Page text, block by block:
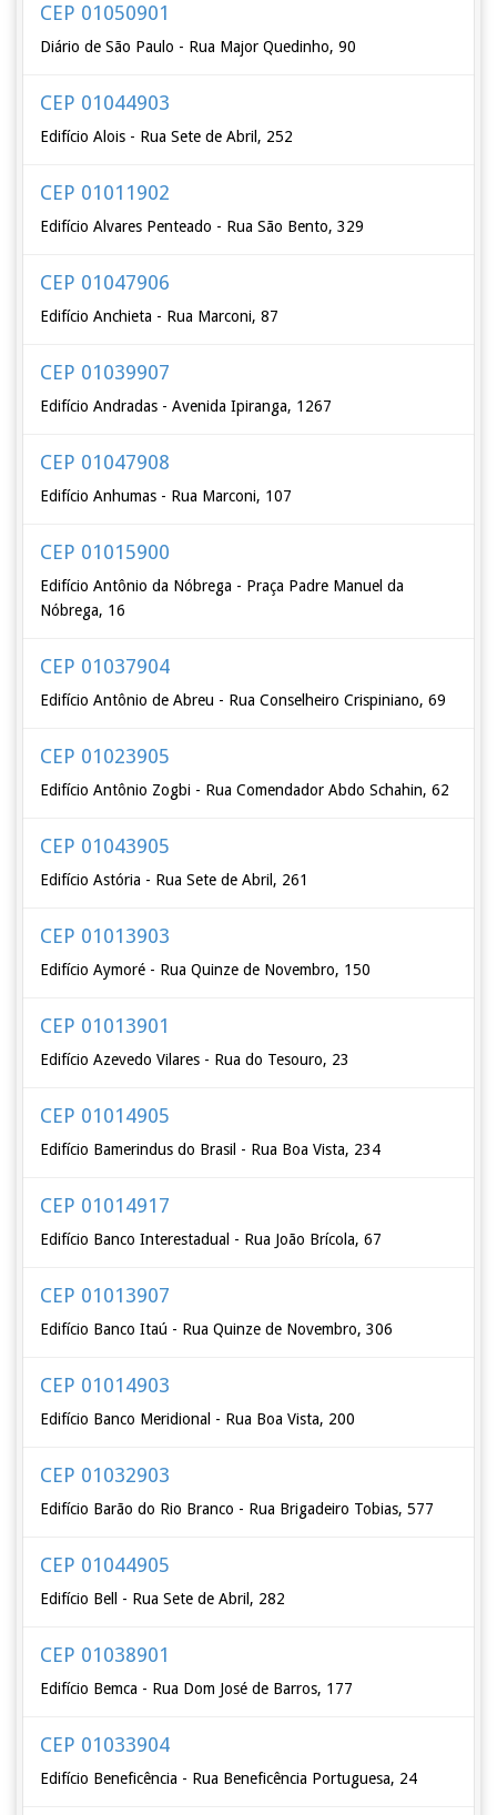
CEP 01050901
Diário de São Paulo - Rua Major Quedinho, 90
CEP 01044903
Edifício Alois - Rua Sete de Abril, 252
CEP 01011902
Edifício Alvares Penteado - Rua São Bento, 329
CEP 01047906
Edifício Anchieta - Rua Marconi, 87
CEP 01039907
Edifício Andradas - Avenida Ipiranga, 1267
CEP 01047908
Edifício Anhumas - Rua Marconi, 107
CEP 01015900
Edifício Antônio da Nóbrega - Praça Padre Manuel da
Nóbrega, 16
CEP 01037904
Edifício Antônio de Abreu - Rua Conselheiro Crispiniano, 69
CEP 01023905
Edifício Antônio Zogbi - Rua Comendador Abdo Schahin, 62
CEP 01043905
Edifício Astória - Rua Sete de Abril, 261
CEP 01013903
Edifício Aymoré - Rua Quinze de Novembro, 150
CEP 01013901
Edifício Azevedo Vilares - Rua do Tesouro, 23
CEP 01014905
Edifício Bamerindus do Brasil - Rua Boa Vista, 234
CEP 01014917
Edifício Banco Interestadual - Rua João Brícola, 67
CEP 01013907
Edifício Banco Itaú - Rua Quinze de Novembro, 306
CEP 01014903
Edifício Banco Meridional - Rua Boa Vista, 200
CEP 01032903
Edifício Barão do Rio Branco - Rua Brigadeiro Tobias, 577
CEP 01044905
Edifício Bell - Rua Sete de Abril, 282
CEP 01038901
Edifício Bemca - Rua Dom José de Barros, 177
CEP 01033904
Edifício Beneficência - Rua Beneficência Portuguesa, 24